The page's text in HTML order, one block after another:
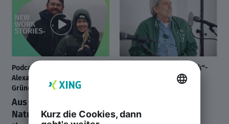
Podcast mit Anni und
Alexander Kornelsen:
Gründer, Mission to Marsh
Aus Leidenschaft zum
Naturschützer: Moor
"On the Way to New Work"-
Podcast auf der NWX23
leidenschaftliches